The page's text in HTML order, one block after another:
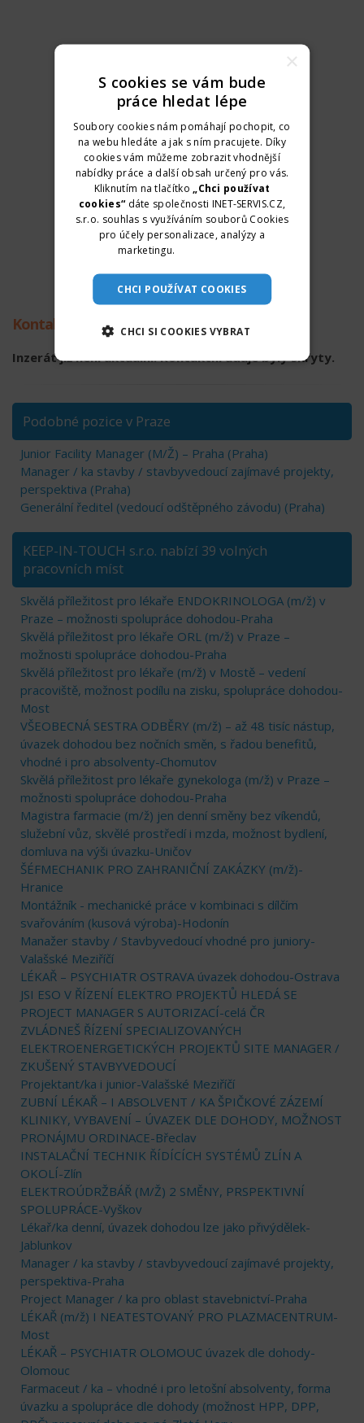
Kontaktní údaje
Inzerát již není aktuální. Kontaktní údaje byly skryty.
Podobné pozice v Praze
Junior Facility Manager (M/Ž) – Praha (Praha)
Manager / ka stavby / stavbyvedoucí zajímavé projekty,
perspektiva (Praha)
Generální ředitel (vedoucí odštěpného závodu) (Praha)
KEEP-IN-TOUCH s.r.o. nabízí 39 volných
pracovních míst
Skvělá příležitost pro lékaře ENDOKRINOLOGA (m/ž) v
Praze – možnosti spolupráce dohodou-Praha
Skvělá příležitost pro lékaře ORL (m/ž) v Praze –
možnosti spolupráce dohodou-Praha
Skvělá příležitost pro lékaře (m/ž) v Mostě – vedení
pracoviště, možnost podílu na zisku, spolupráce dohodou-
Most
VŠEOBECNÁ SESTRA ODBĚRY (m/ž) – až 48 tisíc nástup,
úvazek dohodou bez nočních směn, s řadou benefitů,
vhodné i pro absolventy-Chomutov
Skvělá příležitost pro lékaře gynekologa (m/ž) v Praze –
možnosti spolupráce dohodou-Praha
Magistra farmacie (m/ž) jen denní směny bez víkendů,
služební vůz, skvělé prostředí i mzda, možnost bydlení,
domluva na výši úvazku-Uničov
ŠÉFMECHANIK PRO ZAHRANIČNÍ ZAKÁZKY (m/ž)-
Hranice
Montážník - mechanické práce v kombinaci s dílčím
svařováním (kusová výroba)-Hodonín
Manažer stavby / Stavbyvedoucí vhodné pro juniory-
Valašské Meziříčí
LÉKAŘ – PSYCHIATR OSTRAVA úvazek dohodou-Ostrava
JSI ESO V ŘÍZENÍ ELEKTRO PROJEKTŮ HLEDÁ SE
PROJECT MANAGER S AUTORIZACÍ-celá ČR
ZVLÁDNEŠ ŘÍZENÍ SPECIALIZOVANÝCH
ELEKTROENERGETICKÝCH PROJEKTŮ SITE MANAGER /
ZKUŠENÝ STAVBYVEDOUCÍ
Projektant/ka i junior-Valašské Meziříčí
ZUBNÍ LÉKAŘ – I ABSOLVENT / KA ŠPIČKOVÉ ZÁZEMÍ
KLINIKY, VYBAVENÍ – ÚVAZEK DLE DOHODY, MOŽNOST
PRONÁJMU ORDINACE-Břeclav
INSTALAČNÍ TECHNIK ŘÍDÍCÍCH SYSTÉMŮ ZLÍN A
OKOLÍ-Zlín
ELEKTROÚDRŽBÁŘ (M/Ž) 2 SMĚNY, PRSPEKTIVNÍ
SPOLUPRÁCE-Vyškov
Lékař/ka denní, úvazek dohodou lze jako přivýdělek-
Jablunkov
Manager / ka stavby / stavbyvedoucí zajímavé projekty,
perspektiva-Praha
Project Manager / ka pro oblast stavebnictví-Praha
LÉKAŘ (m/ž) I NEATESTOVANÝ PRO PLAZMACENTRUM-
Most
LÉKAŘ – PSYCHIATR OLOMOUC úvazek dle dohody-
Olomouc
Farmaceut / ka – vhodné i pro letošní absolventy, forma
úvazku a spolupráce dle dohody (možnost HPP, DPP,
×
S cookies se vám bude
práce hledat lépe
Soubory cookies nám pomáhají pochopit, co
na webu hledáte a jak s ním pracujete. Díky
cookies vám můžeme zobrazit vhodnější
nabídky práce a další obsah určený pro vás.
Kliknutím na tlačítko
„Chci používat
cookies“ dáte společnosti INET-SERVIS.CZ,
s.r.o. souhlas s využíváním souborů Cookies
pro účely personalizace, analýzy a
marketingu.
CHCI POUŽÍVAT COOKIES
CHCI SI COOKIES VYBRAT